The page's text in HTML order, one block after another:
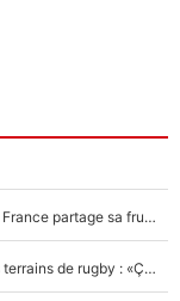
Mis de côté par Fabien Galthié, un joueur du XV de France partage sa frustration : «ils ne me l’ont pas dit tout de suite»
La raison d'être de Matthieu Jalibert en dehors des terrains de rugby : «Ça m'atteint autant que si tu touches à un membre de ma famille»